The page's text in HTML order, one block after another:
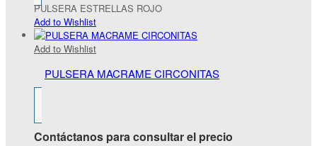
PULSERA ESTRELLAS ROJO
Add to Wishlist
Add to Wishlist
PULSERA MACRAME CIRCONITAS
Contáctanos para consultar el precio